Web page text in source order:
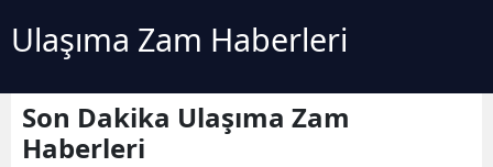
Amasya
Ankara
Ulaşıma Zam Haberleri
Son Dakika Ulaşıma Zam
Haberleri